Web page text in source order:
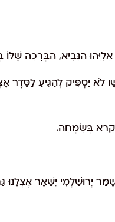
אֵלִיָּהוּ הַנָּבִיא, הַבְּרָכָה
יַסְפִּיק לְהַגִּיעַ לַסֵּדֶר
קָרָא בְּשִׂמְחָה.
יְרוּשַׁלְמִי יִשָּׁאֵר